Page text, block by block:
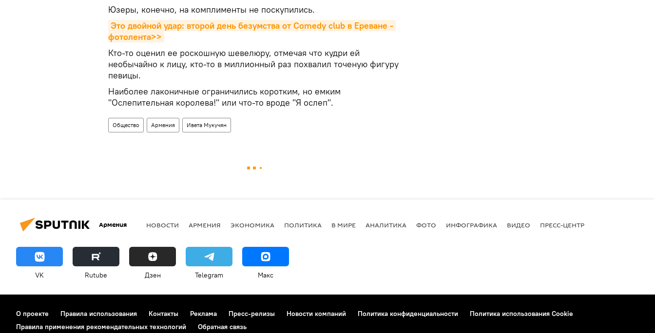
Юзеры, конечно, на комплименты не поскупились.
Это двойной удар: второй день безумства от Comedy club в Ереване -
фотолента>>
Кто-то оценил ее роскошную шевелюру, отмечая что кудри ей
необычайно к лицу, кто-то в миллионный раз похвалил точеную фигуру
певицы.
Наиболее лаконичные ограничились коротким, но емким
"Ослепительная королева!" или что-то вроде "Я ослеп".
Общество Армения Ивета Мукучян
Армения НОВОСТИ АРМЕНИЯ ЭКОНОМИКА ПОЛИТИКА В МИРЕ АНАЛИТИКА ФОТО ИНФОГРАФИКА ВИДЕО ПРЕСС-ЦЕНТР
VK Rutube Дзен Telegram Макс
О проекте Правила использования Контакты Реклама Пресс-релизы Новости компаний Политика конфиденциальности
Политика использования Cookie
Правила применения рекомендательных технологий
Обратная связь